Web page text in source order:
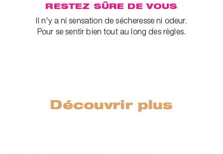
RESTEZ SÛRE DE VOUS
Il n'y a ni sensation de sécheresse ni odeur.
Pour se sentir bien tout au long des règles.
Découvrir plus